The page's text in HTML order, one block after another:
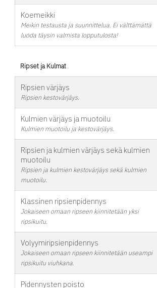
Koemeikki
Meikin testausta ja suunnittelua. Ei välttämättä
luoda täysin valmista lopputulosta!
Ripset ja Kulmat
Ripsien värjäys
Ripsien kestovärjäys.
Kulmien värjäys ja muotoilu
Kulmien muotoilu ja kestovärjäys.
Ripsien ja kulmien värjäys sekä kulmien
muotoilu
Ripsien ja kulmien kestovärjäys sekä kulmien
muotoilu.
Klassinen ripsienpidennys
Jokaiseen omaan ripseen kiinnitetään yksi
ripsikuitu.
Volyymiripsienpidennys
Jokaiseen omaan ripseen kiinnitetään useampi
ripsikuitu viuhkana.
Pidennysten poisto